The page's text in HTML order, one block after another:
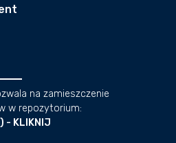
na zamieszczenie
w repozytorium:
- KLIKNIJ